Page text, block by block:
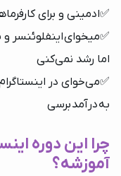
✅ادمینی و برای
✅میخوای اینفلوئنسر و
اما رشد نمی‌کنی
✅می‌خوای در
به درآمد برسی
چرا این دوره
آموزشه؟